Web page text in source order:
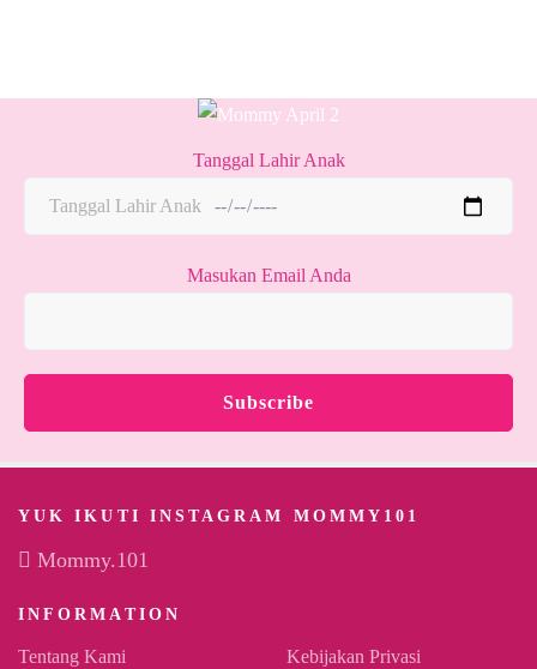
Tanggal Lahir Anak
Masukan Email Anda
YUK IKUTI INSTAGRAM MOMMY101
Mommy.101
INFORMATION
Tentang Kami
Kebijakan Privasi